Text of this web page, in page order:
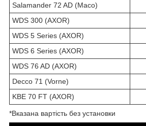
Salamander 72 AD (Maco)
WDS 300 (AXOR)
WDS 5 Series (AXOR)
WDS 6 Series (AXOR)
WDS 76 AD (AXOR)
Decco 71 (Vorne)
KBE 70 FT (AXOR)
*Вказана вартість без установки